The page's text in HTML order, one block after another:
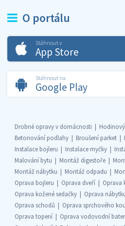
O portálu
Stáhnout v
App Store
Stáhnout na
Google Play
Drobné opravy v domácnosti
Betonování podlahy
Broušení parket
Instalace bojleru
Instalace myčky
Malování bytu
Montáž digestoře
Montáž nábytku
Montáž odpadu
Oprava bojleru
Oprava dveří
Oprava
Oprava kožené sedačky
Oprava
Oprava schodů
Oprava sprchového
Oprava topení
Oprava vodovodní